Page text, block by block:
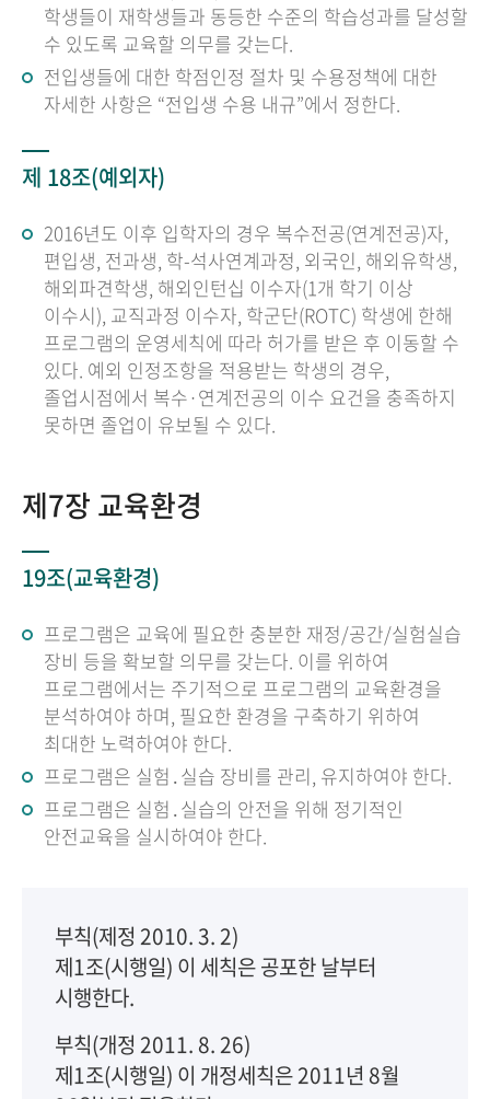
학생들이 재학생들과 동등한 수준의 학습성과를 달성할
수 있도록 교육할 의무를 갖는다.
전입생들에 대한 학점인정 절차 및 수용정책에 대한
자세한 사항은 “전입생 수용 내규”에서 정한다.
제 18조(예외자)
2016년도 이후 입학자의 경우 복수전공(연계전공)자,
편입생, 전과생, 학-석사연계과정, 외국인, 해외유학생,
해외파견학생, 해외인턴십 이수자(1개 학기 이상
이수시), 교직과정 이수자, 학군단(ROTC) 학생에 한해
프로그램의 운영세칙에 따라 허가를 받은 후 이동할 수
있다. 예외 인정조항을 적용받는 학생의 경우,
졸업시점에서 복수·연계전공의 이수 요건을 충족하지
못하면 졸업이 유보될 수 있다.
제7장 교육환경
19조(교육환경)
프로그램은 교육에 필요한 충분한 재정/공간/실험실습
장비 등을 확보할 의무를 갖는다. 이를 위하여
프로그램에서는 주기적으로 프로그램의 교육환경을
분석하여야 하며, 필요한 환경을 구축하기 위하여
최대한 노력하여야 한다.
프로그램은 실험․실습 장비를 관리, 유지하여야 한다.
프로그램은 실험․실습의 안전을 위해 정기적인
안전교육을 실시하여야 한다.
부칙(제정 2010. 3. 2)
제1조(시행일) 이 세칙은 공포한 날부터
시행한다.
부칙(개정 2011. 8. 26)
제1조(시행일) 이 개정세칙은 2011년 8월